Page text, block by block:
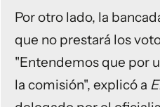
Por otro lado, la
que no prestará los
"Entendemos que por
la comisión", explicó a